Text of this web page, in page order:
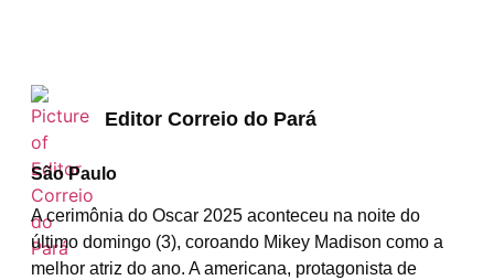
Editor Correio do Pará
São Paulo
A cerimônia do Oscar 2025 aconteceu na noite do
último domingo (3), coroando Mikey Madison como a
melhor atriz do ano. A americana, protagonista de